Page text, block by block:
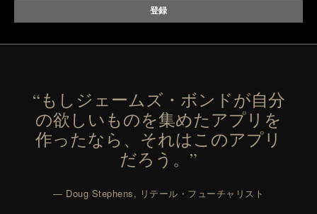
“もしジェームズ・ボンドが自分
の欲しいものを集めたアプリを
作ったなら、それはこのアプリ
だろう。”
— Doug Stephens, リテール・フューチャリスト